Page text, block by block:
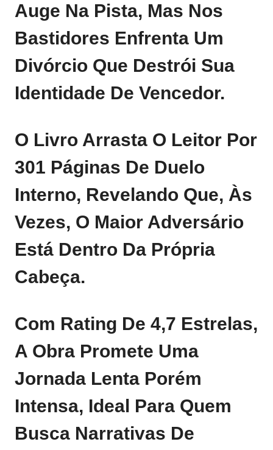
Auge Na Pista, Mas Nos
Bastidores Enfrenta Um
Divórcio Que Destrói Sua
Identidade De Vencedor.
O Livro Arrasta O Leitor Por
301 Páginas De Duelo
Interno, Revelando Que, Às
Vezes, O Maior Adversário
Está Dentro Da Própria
Cabeça.
Com Rating De 4,7 Estrelas,
A Obra Promete Uma
Jornada Lenta Porém
Intensa, Ideal Para Quem
Busca Narrativas De